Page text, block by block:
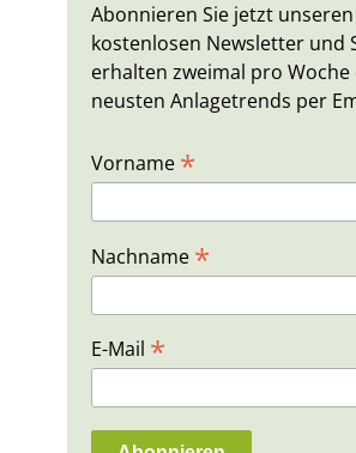
Abonnieren Sie jetzt unseren
kostenlosen Newsletter und
erhalten zweimal pro Woche
neusten Anlagetrends per
Vorname *
Nachname *
E-Mail *